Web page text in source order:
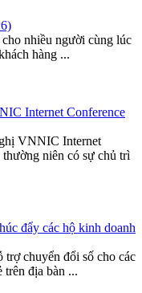
nhiều người cùng lúc
hàng ...
Internet Conference
VNNIC Internet
niên có sự chủ trì
đẩy các hộ kinh doanh
chuyển đổi số cho các
trên địa bàn ...